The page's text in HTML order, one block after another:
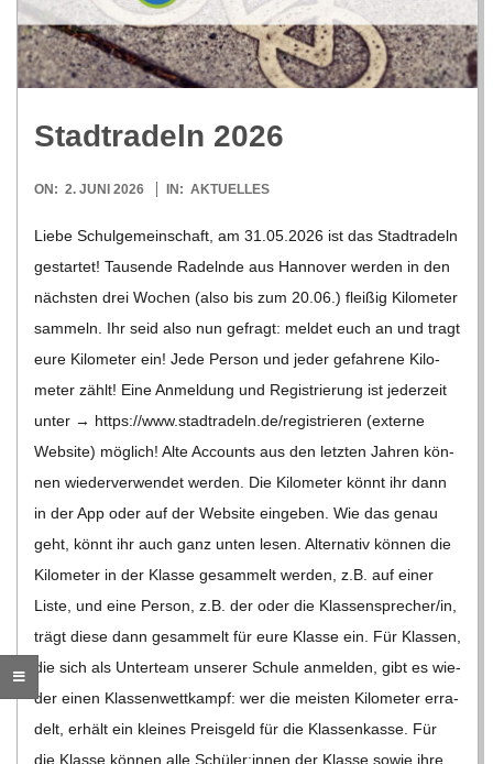
R
E
-
G
O
L
D
S
C
H
M
I
Stadt­ra­deln 2026
2026-
ON: 2. JUNI 2026 IN: AKTUELLES
Liebe Schul­ge­mein­schaft, am 31.05.2026 ist das Stadt­ra­deln
gestar­tet! Tau­sende Radelnde aus Han­no­ver wer­den in den
nächs­ten drei Wochen (also bis zum 20.06.) flei­ßig Kilo­me­ter
sam­meln. Ihr seid also nun gefragt: mel­det euch an und tragt
eure Kilo­me­ter ein! Jede Per­son und jeder gefah­rene Kilo­
me­ter zählt! Eine Anmel­dung und Regis­trie­rung ist jeder­zeit
unter → https://​www​.stadt​ra​deln​.de/​r​e​g​i​s​t​r​i​e​ren (externe
Web­site) mög­lich! Alte Accounts aus den letz­ten Jah­ren kön­
nen wie­der­ver­wen­det wer­den. Die Kilo­me­ter könnt ihr dann
in der App oder auf der Web­site ein­ge­ben. Wie das genau
geht, könnt ihr auch ganz unten lesen. Alter­na­tiv kön­nen die
Kilo­me­ter in der Klasse gesam­melt wer­den, z.B. auf einer
Liste, und eine Per­son, z.B. der oder die Klassensprecher/​​in,
trägt diese dann gesam­melt für eure Klasse ein. Für Klas­sen,
die sich als Unter­team unse­rer Schule anmel­den, gibt es wie­
der einen Klas­sen­wett­kampf: wer die meis­ten Kilo­me­ter erra­
delt, erhält ein klei­nes Preis­geld für die Klas­sen­kasse. Für
die Klasse kön­nen alle Schüler:innen der Klasse sowie ihre